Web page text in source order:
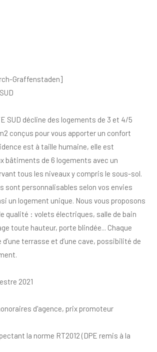
Graffenstaden]
SUD décline des logements de 3 et 4/5
conçus pour vous apporter un confort
est à taille humaine, elle est
bâtiments de 6 logements avec un
tous les niveaux y compris le sous-sol.
sont personnalisables selon vos envies
un logement unique. Nous vous proposons
qualité : volets électriques, salle de bain
toute hauteur, porte blindée... Chaque
terrasse et d’une cave, possibilité de
2021
d'agence, prix promoteur
la norme RT2012 (DPE remis à la